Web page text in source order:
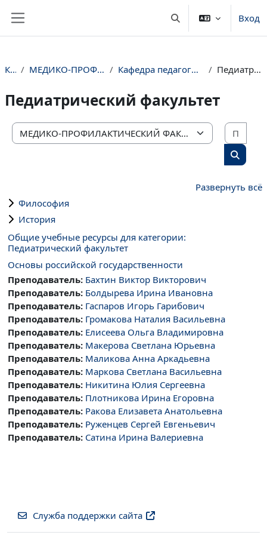
Изменить данныеВход
Курсы МЕДИКО-ПРОФИЛАКТИЧЕСКИЙ ФАКУЛЬТЕТ Кафедра педагогики и гуманитарных дисциплин Педиатрический факультет
Педиатрический факультет
Категории курсов
Поиск
Развернуть всё
Философия
История
Общие учебные ресурсы для категории:
Педиатрический факультет
Основы российской государственности
Преподаватель: Бахтин Виктор Викторович
Преподаватель: Болдырева Ирина Ивановна
Преподаватель: Гаспаров Игорь Гарибович
Преподаватель: Громакова Наталия Васильевна
Преподаватель: Елисеева Ольга Владимировна
Преподаватель: Макерова Светлана Юрьевна
Преподаватель: Маликова Анна Аркадьевна
Преподаватель: Маркова Светлана Васильевна
Преподаватель: Никитина Юлия Сергеевна
Преподаватель: Плотникова Ирина Егоровна
Преподаватель: Ракова Елизавета Анатольевна
Преподаватель: Руженцев Сергей Евгеньевич
Преподаватель: Сатина Ирина Валериевна
Служба поддержки сайта